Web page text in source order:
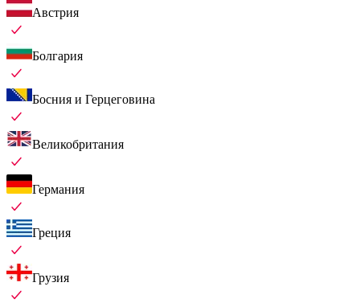
Австрия
Болгария
Босния и Герцеговина
Великобритания
Германия
Греция
Грузия